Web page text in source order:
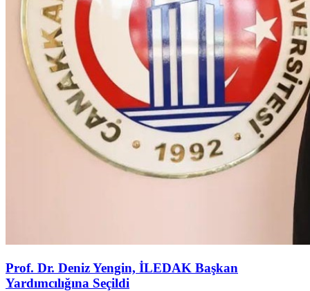
Prof. Dr. Deniz Yengin, İLEDAK Başkan
Yardımcılığına Seçildi